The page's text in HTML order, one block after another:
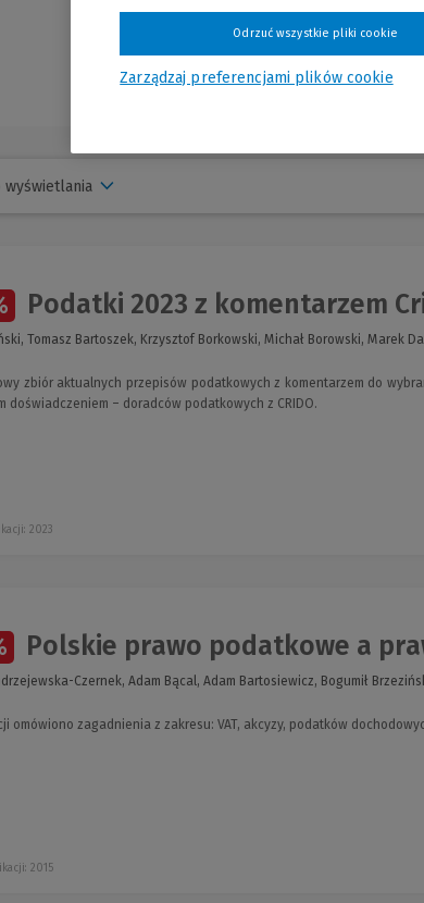
wyświetlania
Podatki 2023 z komentarzem
Tomasz Bartoszek, Krzysztof Borkowski, Michał Borowski, Marek
zbiór aktualnych przepisów podatkowych z komentarzem do
doświadczeniem – doradców podatkowych z CRIDO.
2023
Polskie prawo podatkowe a
Czernek, Adam Bącal, Adam Bartosiewicz, Bogumił
omówiono zagadnienia z zakresu: VAT, akcyzy, podatków
2015
Zarządzaj preferencjami plików cookie
Odrzuć wszystkie pliki cookie